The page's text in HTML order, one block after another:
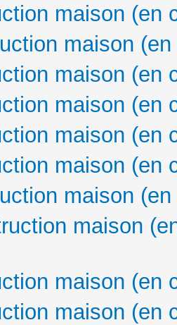
maison (en
maison
maison (en
maison (en
maison (en
maison (en
maison
maison
maison (en
maison (en